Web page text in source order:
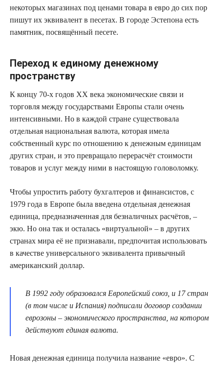
некоторых магазинах под ценами товара в евро до сих пор
пишут их эквивалент в песетах. В городе Эстепона есть
памятник, посвящённый песете.
Переход к единому денежному
пространству
К концу 70-х годов ХХ века экономические связи и
торговля между государствами Европы стали очень
интенсивными. Но в каждой стране существовала
отдельная национальная валюта, которая имела
собственный курс по отношению к денежным единицам
других стран, и это превращало перерасчёт стоимости
товаров и услуг между ними в настоящую головоломку.
Чтобы упростить работу бухгалтеров и финансистов, с
1979 года в Европе была введена отдельная денежная
единица, предназначенная для безналичных расчётов, –
экю. Но она так и осталась «виртуальной» – в других
странах мира её не признавали, предпочитая использовать
в качестве универсального эквивалента привычный
американский доллар.
В 1992 году образовался Европейский союз, и 17 стран
(в том числе и Испания) подписали договор создании
еврозоны – экономического пространства, на котором
действуют единая валюта.
Новая денежная единица получила название «евро». С